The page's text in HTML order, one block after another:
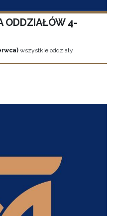
ODDZIAŁÓW 4-
wszystkie oddziały